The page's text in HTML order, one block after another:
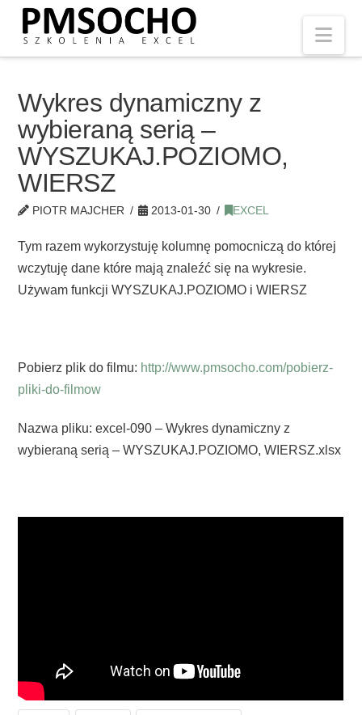
Wykres dynamiczny z
wybieraną serią –
WYSZUKAJ.POZIOMO,
WIERSZ
PIOTR MAJCHER 2013-01-30 EXCEL
Tym razem wykorzystuję kolumnę pomocniczą do której
wczytuję dane które mają znaleźć się na wykresie.
Używam funkcji WYSZUKAJ.POZIOMO i WIERSZ
Pobierz plik do filmu: http://www.pmsocho.com/pobierz-
pliki-do-filmow
Nazwa pliku: excel-090 – Wykres dynamiczny z
wybieraną serią – WYSZUKAJ.POZIOMO, WIERSZ.xlsx